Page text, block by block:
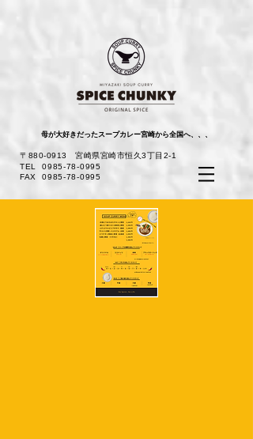
母が大好きだったスープカレー​宮崎から全国へ、、、
〒880-0913 宮崎県宮崎市恒久3丁目2-1
TEL0985-78-0995
FAX0985-78-0995